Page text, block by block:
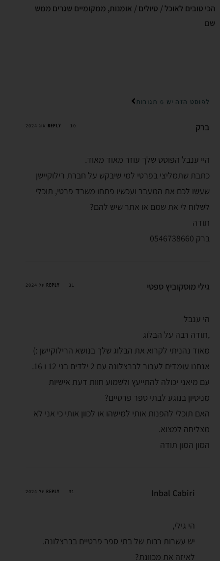
הכי טובים לאוכל / טיולים / אומנות, ממקומיים שגרים ממש
שם
לפוסט הזה יש 6 תגובות
ברק REPLY 10 אוג 2024
היי ענבל הפוסט שלך עוזר מאוד מאוד.
כתבת שתמליצי בפרטי למי שיבקש על חברת רילוקיישן
שעשו לכם את המעבר ועכשיו פתחו משרד פרטי, תוכלי
לשלוח לי את שמם או אתר שיש להם?
תודה
ברק 0546738660
גילי מוסקוביץ ספטי REPLY 31 יול 2024
הי ענבל
,תודה רבה על הבלוג
מאוד נהניתי לקרוא את הבלוג שלך בנושא הרילוקיישן :)
אנחנו עומדים לעבור לברצלונה עם 2 ילדים בני 12 ו 16.
עם מיאני יכולה להתייעץ ולשמוע חוות דעת אישיות
מניסיון בנוגע לבתי ספר פרטיים?
האם תוכלי להפנות אותי למישהו או לכוון אותי כי אני לא
מצליחה למצוא.
המון המון תודה
Inbal Cabiri
REPLY 31 יול 2024
הי גילי,
יש עשרות רבות של בתי ספר פרטיים בברצלונה.
לאיזה את מכוונת?